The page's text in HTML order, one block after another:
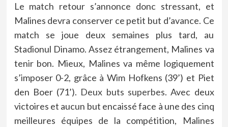
Le match retour s’annonce donc stressant, et
Malines devra conserver ce petit but d’avance. Ce
match se joue deux semaines plus tard, au
Stadionul Dinamo. Assez étrangement, Malines va
tenir bon. Mieux, Malines va même logiquement
s’imposer 0-2, grâce à Wim Hofkens (39’) et Piet
den Boer (71’). Deux buts superbes. Avec deux
victoires et aucun but encaissé face à une des cinq
meilleures équipes de la compétition, Malines